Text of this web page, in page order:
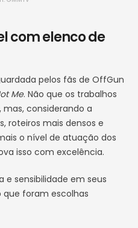
com elenco de
pelos fãs de OffGun
Me. Não que os trabalhos
considerando a
roteiros mais densos e
o nível de atuação dos
isso com excelência.
sensibilidade em seus
que foram escolhas